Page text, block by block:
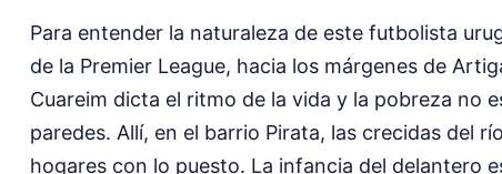
Para entender la naturaleza de este futbolista
de la Premier League, hacia los márgenes de
Cuareim dicta el ritmo de la vida y la pobreza no
paredes. Allí, en el barrio Pirata, las crecidas del
hogares con lo puesto. La infancia del delantero